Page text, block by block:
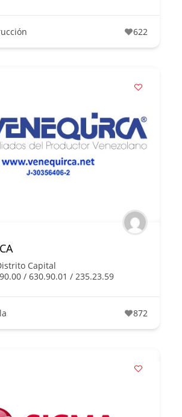
622
Capital
/ 630.90.01 / 235.23.59
872